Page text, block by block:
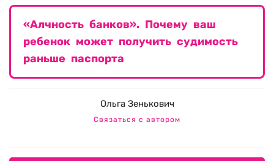
«Алчность банков». Почему ваш
ребенок может получить судимость
раньше паспорта
Ольга Зенькович
Связаться с автором